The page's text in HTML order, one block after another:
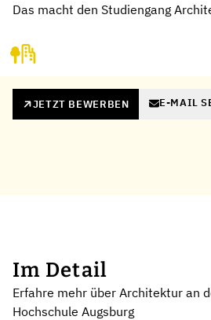
Das macht den Studiengang
JETZT BEWERBEN E-MAIL
Im Detail
Erfahre mehr über Architektur an
Hochschule Augsburg